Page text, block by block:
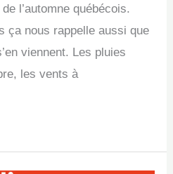
l’automne québécois.
ça nous rappelle aussi que
viennent. Les pluies
les vents à